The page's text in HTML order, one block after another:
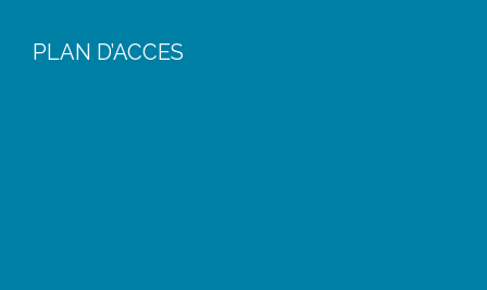
PLAN D’ACCES